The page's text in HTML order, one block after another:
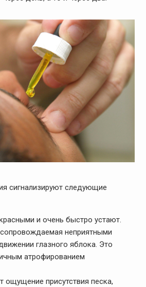
сигнализируют следующие
и очень быстро устают.
неприятными
глазного яблока. Это
атрофированием
ощущение присутствия песка,